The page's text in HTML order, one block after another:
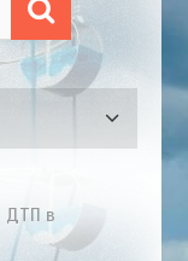
ДТП в